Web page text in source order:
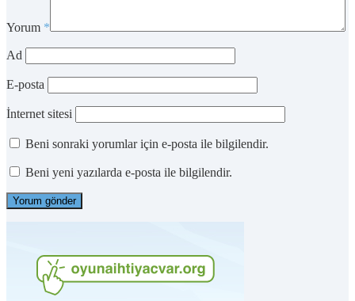
Yorum *
Ad
E-posta
İnternet sitesi
Beni sonraki yorumlar için e-posta ile bilgilendir.
Beni yeni yazılarda e-posta ile bilgilendir.